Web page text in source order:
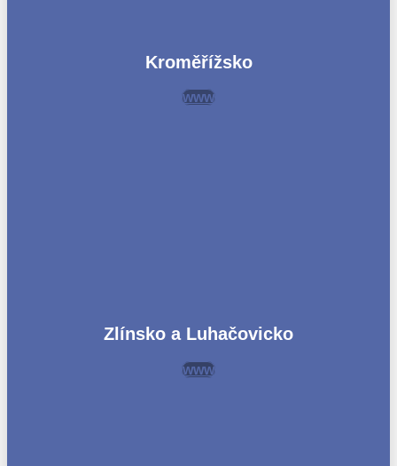
Kroměřížsko
www
Zlínsko a Luhačovicko
www